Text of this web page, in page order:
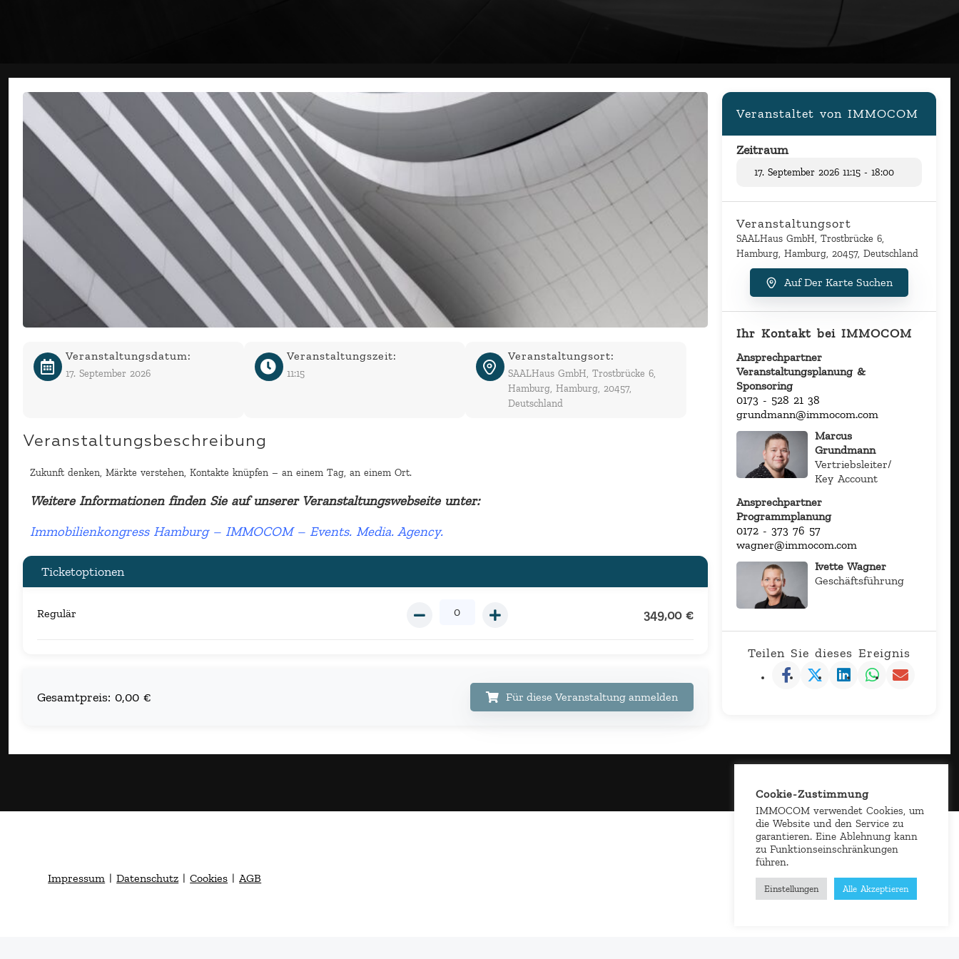
Veranstaltungsdatum:
17. September 2026
Veranstaltungszeit:
11:15
Veranstaltungsort:
SAALHaus GmbH, Trostbrücke 6,
Hamburg, Hamburg, 20457,
Deutschland
Veranstaltungsbeschreibung
Zukunft denken, Märkte verstehen, Kontakte knüpfen – an einem Tag, an einem Ort.
Weitere Informationen finden Sie auf unserer Veranstaltungswebseite unter:
Immobilienkongress Hamburg – IMMOCOM – Events. Media. Agency.
Ticketoptionen
Regulär 349,00 €
Gesamtpreis: 0,00 € Für diese Veranstaltung anmelden
Veranstaltet von IMMOCOM
Zeitraum
17. September 2026 11:15 - 18:00
Veranstaltungsort
SAALHaus GmbH, Trostbrücke 6,
Hamburg, Hamburg, 20457, Deutschland
Auf Der Karte Suchen
Ihr Kontakt bei IMMOCOM
Ansprechpartner
Veranstaltungsplanung &
Sponsoring
0173 - 528 21 38
grundmann@immocom.com
Marcus
Grundmann
Vertriebsleiter/
Key Account
Ansprechpartner
Programmplanung
0172 - 373 76 57
wagner@immocom.com
Ivette Wagner
Geschäftsführung
Teilen Sie dieses Ereignis
Impressum |Datenschutz |Cookies | AGB
Cookie-Zustimmung
IMMOCOM verwendet Cookies, um
die Website und den Service zu
garantieren. Eine Ablehnung kann
zu Funktionseinschränkungen
führen.
Einstellungen Alle Akzeptieren